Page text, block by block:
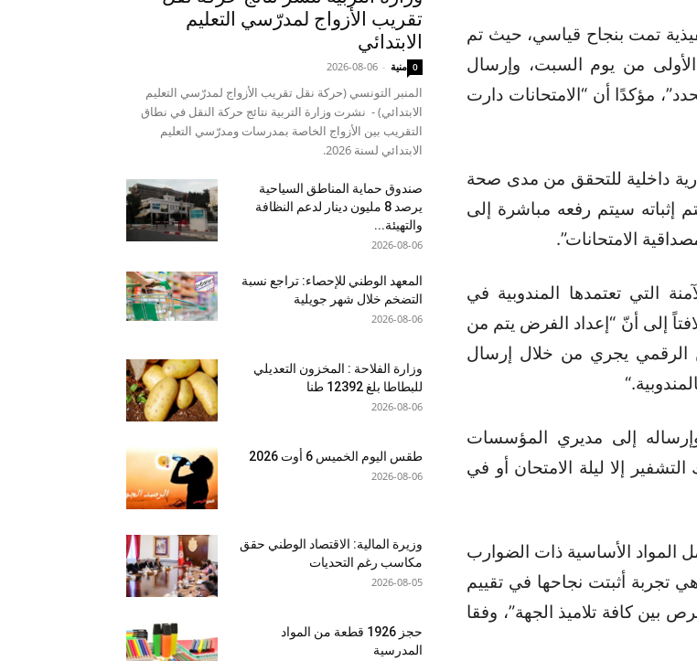
تمت بنجاح قياسي، حيث تم
من يوم السبت، وإرسال
مؤكدًا أن “الامتحانات دارت
داخلية للتحقق من مدى صحة
إثباته سيتم رفعه مباشرة إلى
الامتحانات”.
التي تعتمدها المندوبية في
إلى أنّ “إعداد الفرض يتم من
الرقمي يجري من خلال إرسال
“.
إلى مديري المؤسسات
إلا ليلة الامتحان أو في
المواد الأساسية ذات الضوارب
تجربة أثبتت نجاحها في تقييم
بين كافة تلاميذ الجهة”، وفقا
تقريب الأزواج لمدرّسي التعليم
الابتدائي
منية -
2026-08-06 0
المنبر التونسي (حركة نقل تقريب الأزواج لمدرّسي التعليم
الابتدائي) - نشرت وزارة التربية نتائج حركة النقل في نطاق
التقريب بين الأزواج الخاصة بمدرسات ومدرّسي التعليم
الابتدائي لسنة 2026.
صندوق حماية المناطق السياحية
يرصد 8 مليون دينار لدعم النظافة
والتهيئة...
2026-08-06
المعهد الوطني للإحصاء: تراجع نسبة
التضخم خلال شهر جويلية
2026-08-06
وزارة الفلاحة : المخزون التعديلي
للبطاطا بلغ 12392 طنا
2026-08-06
طقس اليوم الخميس 6 أوت 2026
2026-08-06
وزيرة المالية: الاقتصاد الوطني حقق
مكاسب رغم التحديات
2026-08-05
حجز 1926 قطعة من المواد
المدرسية